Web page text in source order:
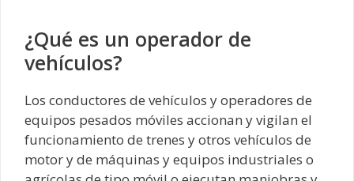
¿Qué es un operador de
vehículos?
Los conductores de vehículos y operadores de
equipos pesados móviles accionan y vigilan el
funcionamiento de trenes y otros vehículos de
motor y de máquinas y equipos industriales o